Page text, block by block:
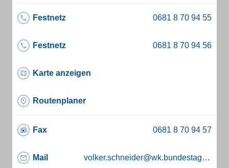
Festnetz
Festnetz
Karte anzeigen
Routenplaner
Fax
Mail volker.schneider@wk.bundestag.de